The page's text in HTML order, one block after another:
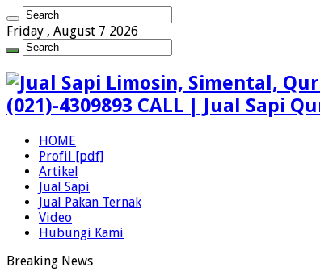
Friday , August 7 2026
(021)-4309893 CALL | Jual Sapi
HOME
Profil [pdf]
Artikel
Jual Sapi
Jual Pakan Ternak
Video
Hubungi Kami
Breaking News